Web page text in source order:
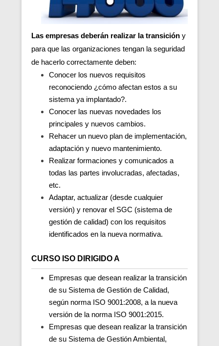
Las empresas deberán realizar la transición y
para que las organizaciones tengan la seguridad
de hacerlo correctamente deben:
Conocer los nuevos requisitos
reconociendo ¿cómo afectan estos a su
sistema ya implantado?.
Conocer las nuevas novedades los
principales y nuevos cambios.
Rehacer un nuevo plan de implementación,
adaptación y nuevo mantenimiento.
Realizar formaciones y comunicados a
todas las partes involucradas, afectadas,
etc.
Adaptar, actualizar (desde cualquier
versión) y renovar el SGC (sistema de
gestión de calidad) con los requisitos
identificados en la nueva normativa.
CURSO ISO DIRIGIDO A
Empresas que desean realizar la transición
de su Sistema de Gestión de Calidad,
según norma ISO 9001:2008, a la nueva
versión de la norma ISO 9001:2015.
Empresas que desean realizar la transición
de su Sistema de Gestión Ambiental,